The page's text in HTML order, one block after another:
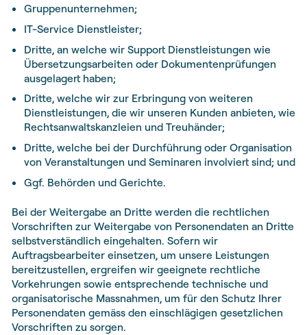
Gruppenunternehmen;
IT-Service Dienstleister;
Dritte, an welche wir Support Dienstleistungen wie
Übersetzungsarbeiten oder Dokumentenprüfungen
ausgelagert haben;
Dritte, welche wir zur Erbringung von weiteren
Dienstleistungen, die wir unseren Kunden anbieten, wie
Rechtsanwaltskanzleien und Treuhänder;
Dritte, welche bei der Durchführung oder Organisation
von Veranstaltungen und Seminaren involviert sind; und
Ggf. Behörden und Gerichte.
Bei der Weitergabe an Dritte werden die rechtlichen
Vorschriften zur Weitergabe von Personendaten an Dritte
selbstverständlich eingehalten. Sofern wir
Auftragsbearbeiter einsetzen, um unsere Leistungen
bereitzustellen, ergreifen wir geeignete rechtliche
Vorkehrungen sowie entsprechende technische und
organisatorische Massnahmen, um für den Schutz Ihrer
Personendaten gemäss den einschlägigen gesetzlichen
Vorschriften zu sorgen.